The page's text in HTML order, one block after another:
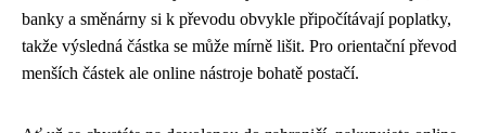
banky a směnárny si k převodu obvykle připočítávají poplatky,
takže výsledná částka se může mírně lišit. Pro orientační převod
menších částek ale online nástroje bohatě postačí.